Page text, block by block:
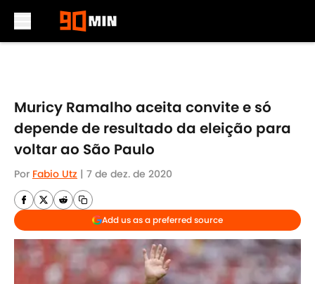
Muricy Ramalho aceita convite e só
depende de resultado da eleição para
voltar ao São Paulo
Por Fabio Utz | 7 de dez. de 2020
Add us as a preferred source